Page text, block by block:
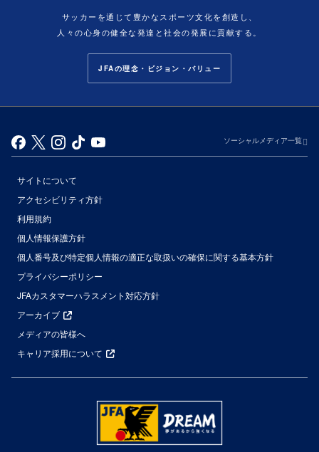
サッカーを通じて豊かなスポーツ文化を創造し、
人々の心身の健全な発達と社会の発展に貢献する。
JFAの理念・ビジョン・バリュー
ソーシャルメディア一覧
サイトについて
アクセシビリティ方針
利用規約
個人情報保護方針
個人番号及び特定個人情報の適正な取扱いの確保に関する基本方針
プライバシーポリシー
JFAカスタマーハラスメント対応方針
アーカイブ
メディアの皆様へ
キャリア採用について